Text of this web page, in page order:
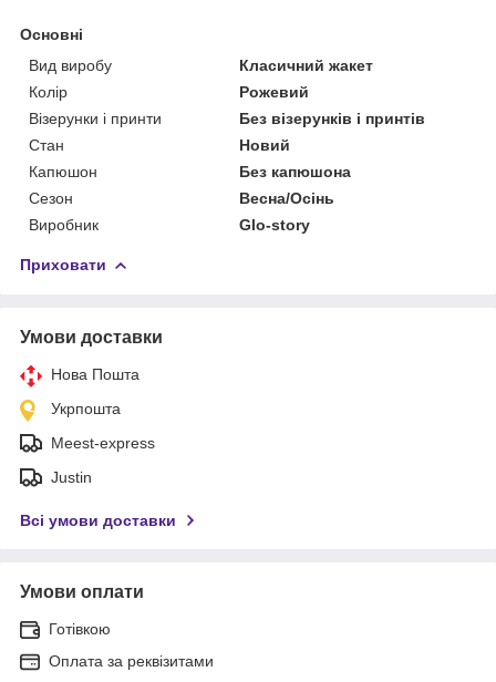
Основні
Вид виробу
Класичний жакет
Колір
Рожевий
Візерунки і принти
Без візерунків і принтів
Стан
Новий
Капюшон
Без капюшона
Сезон
Весна/Осінь
Виробник
Glo-story
Приховати
Умови доставки
Нова Пошта
Укрпошта
Meest-express
Justin
Всі умови доставки
Умови оплати
Готівкою
Оплата за реквізитами